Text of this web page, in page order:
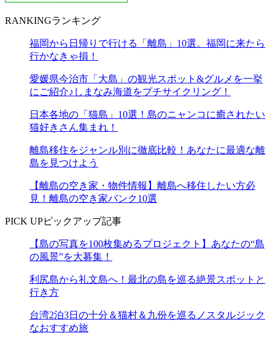
RANKINGランキング
福岡から日帰りで行ける「離島」10選。福岡に来たら
行かなきゃ損！
愛媛県今治市「大島」の観光スポット&グルメを一挙
にご紹介♪しまなみ海道をプチサイクリング！
日本各地の「猫島」10選！島のニャンコに癒されたい
猫好きさん集まれ！
離島移住をジャンル別に徹底比較！あなたに最適な離
島を見つけよう
【離島の空き家・物件情報】離島へ移住したい方必
見！離島の空き家バンク10選
PICK UPピックアップ記事
【島の写真を100枚集めるプロジェクト】あなたの“島
の風景”を大募集！
利尻島から礼文島へ！最北の島を巡る絶景スポットと
行き方
台湾2泊3日の十分＆猫村＆九份を巡るノスタルジック
なおすすめ旅